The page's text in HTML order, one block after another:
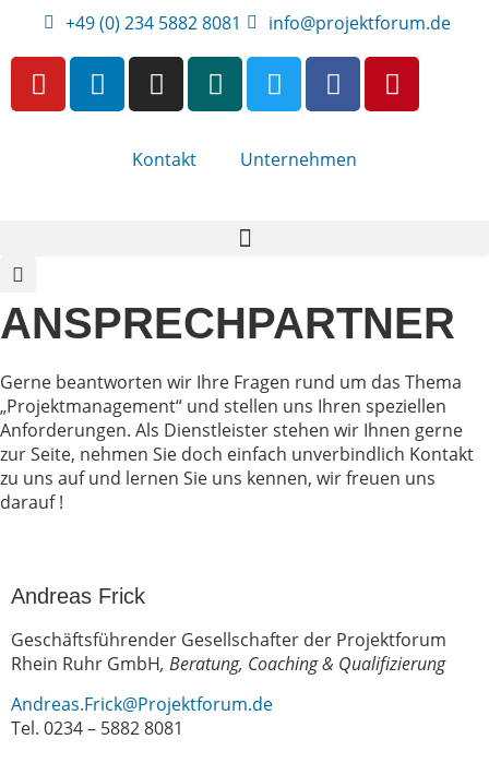
+49 (0) 234 5882 8081 info@projektforum.de
Kontakt Unternehmen
ANSPRECHPARTNER
Gerne beantworten wir Ihre Fragen rund um das Thema
„Projektmanagement“ und stellen uns Ihren speziellen
Anforderungen. Als Dienstleister stehen wir Ihnen gerne
zur Seite, nehmen Sie doch einfach unverbindlich Kontakt
zu uns auf und lernen Sie uns kennen, wir freuen uns
darauf !
Andreas Frick
Geschäftsführender Gesellschafter der Projektforum
Rhein Ruhr GmbH, Beratung, Coaching & Qualifizierung
Andreas.Frick@Projektforum.de
Tel. 0234 – 5882 8081